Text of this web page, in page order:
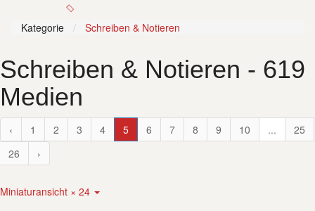
Kategorie Schreiben & Notieren
Schreiben & Notieren - 619
Medien
‹ 1 2 3 4 5 6 7 8 9 10 ...
25
26
›
Miniaturansicht × 24